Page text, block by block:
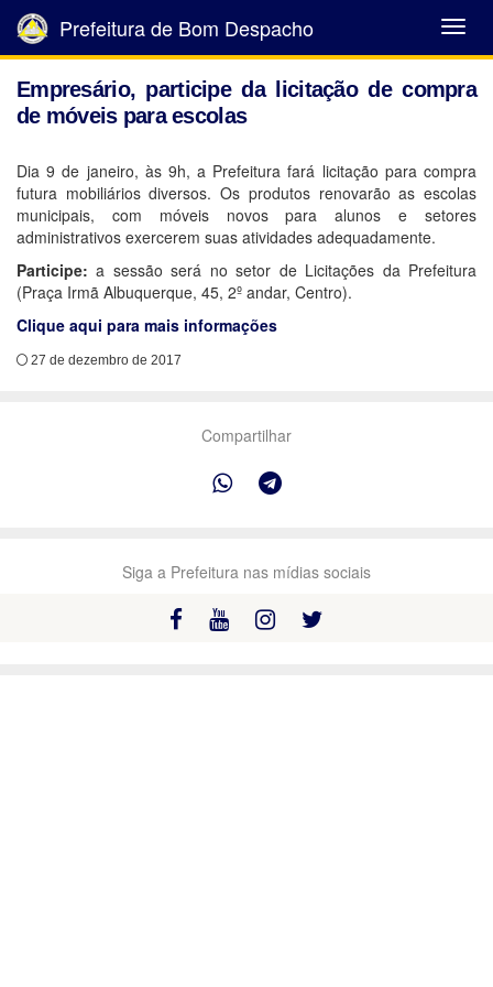
Abrir
Menu
Prefeitura de Bom Despacho
Empresário, participe da licitação de compra
de móveis para escolas
Dia 9 de janeiro, às 9h, a Prefeitura fará licitação para compra
futura mobiliários diversos. Os produtos renovarão as escolas
municipais, com móveis novos para alunos e setores
administrativos exercerem suas atividades adequadamente.
Participe: a sessão será no setor de Licitações da Prefeitura
(Praça Irmã Albuquerque, 45, 2º andar, Centro).
Clique aqui para mais informações
27 de dezembro de 2017
Compartilhar
Siga a Prefeitura nas mídias sociais